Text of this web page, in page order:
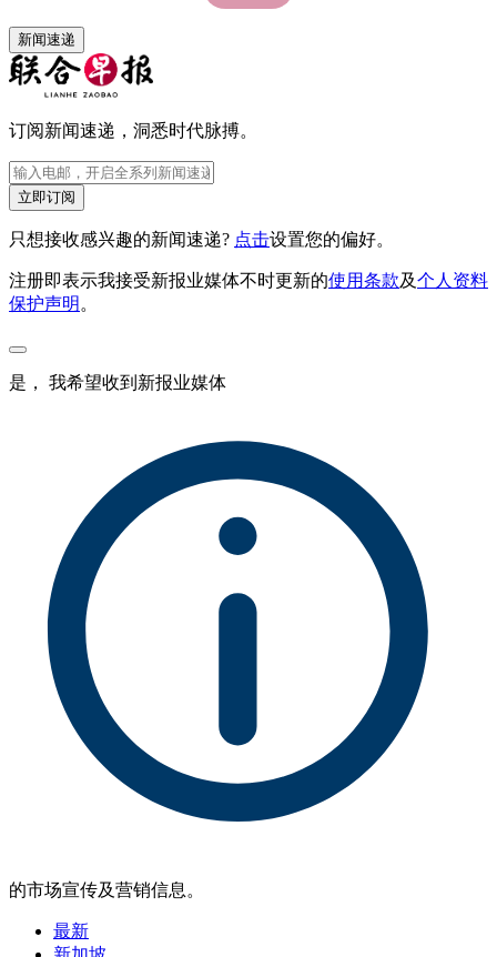
新闻速递
订阅新闻速递，洞悉时代脉搏。
立即订阅
只想接收感兴趣的新闻速递? 点击设置您的偏好。
注册即表示我接受新报业媒体不时更新的使用条款及个人资料
保护声明 。
是， 我希望收到新报业媒体
的市场宣传及营销信息。
最新